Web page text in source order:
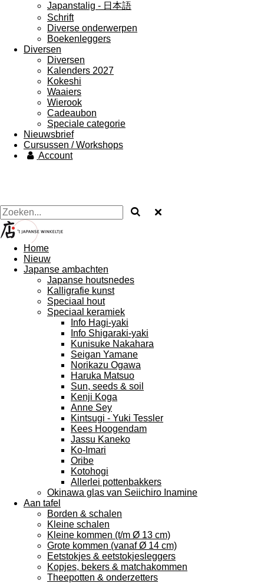
Japanstalig - 日本語
Schrift
Diverse onderwerpen
Boekenleggers
Diversen
Diversen
Kalenders 2027
Kokeshi
Waaiers
Wierook
Cadeaubon
Speciale categorie
Nieuwsbrief
Cursussen / Workshops
Account
Home
Nieuw
Japanse ambachten
Japanse houtsnedes
Kalligrafie kunst
Speciaal hout
Speciaal keramiek
Info Hagi-yaki
Info Shigaraki-yaki
Kunisuke Nakahara
Seigan Yamane
Norikazu Ogawa
Haruka Matsuo
Sun, seeds & soil
Kenji Koga
Anne Sey
Kintsugi - Yuki Tessler
Kees Hoogendam
Jassu Kaneko
Ko-Imari
Oribe
Kotohogi
Allerlei pottenbakkers
Okinawa glas van Seiichiro Inamine
Aan tafel
Borden & schalen
Kleine schalen
Kleine kommen (t/m Ø 13 cm)
Grote kommen (vanaf Ø 14 cm)
Eetstokjes & eetstokjesleggers
Kopjes, bekers & matchakommen
Theepotten & onderzetters